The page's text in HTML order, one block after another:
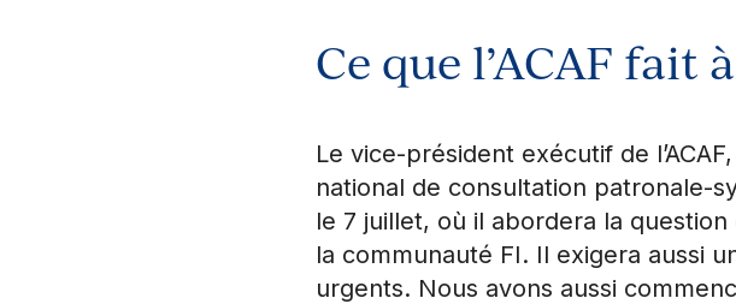
Ce que l’ACAF fait
Le vice-président exécutif de
national de consultation patronale-
le 7 juillet, où il abordera la
la communauté FI. Il exigera aussi
urgents. Nous avons aussi